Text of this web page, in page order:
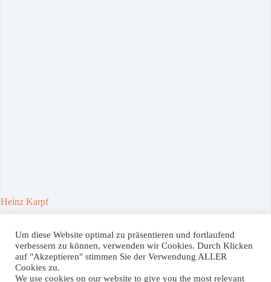
Heinz Karpf
Spenden / Donate
Um diese Website optimal zu präsentieren und fortlaufend
verbessern zu können, verwenden wir Cookies. Durch Klicken
auf "Akzeptieren" stimmen Sie der Verwendung ALLER
Cookies zu.
We use cookies on our website to give you the most relevant